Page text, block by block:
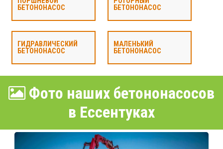
БЕТОНОНАСОС
БЕТОНОНАСОС
ГИДРАВЛИЧЕСКИЙ
БЕТОНОНАСОС
МАЛЕНЬКИЙ
БЕТОНОНАСОС
Фото наших бетононасосов
в Ессентуках